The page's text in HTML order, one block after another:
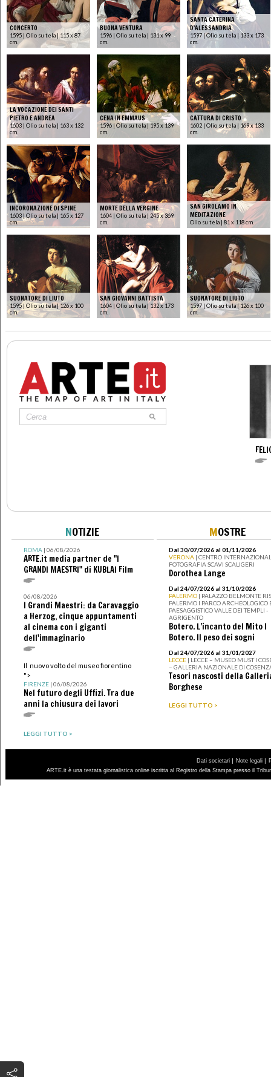
CONCERTO
1595 | Olio su tela | 115 x 87
cm.
BUONA VENTURA
1596 | Olio su tela | 131 x 99
cm.
SANTA CATERINA
D'ALESSANDRIA
1597 | Olio su tela | 133 x 173
cm.
LA VOCAZIONE DEI SANTI
PIETRO E ANDREA
1603 | Olio su tela | 163 x 132
cm.
CENA IN EMMAUS
1596 | Olio su tela | 195 x 139
cm.
CATTURA DI CRISTO
1602 | Olio su tela | 169 x 133
cm.
INCORONAZIONE DI SPINE
1603 | Olio su tela | 165 x 127
cm.
MORTE DELLA VERGINE
1604 | Olio su tela | 245 x 369
cm.
SAN GIROLAMO IN
MEDITAZIONE
Olio su tela | 81 x 118 cm.
SUONATORE DI LIUTO
1595 | Olio su tela | 126 x 100
cm.
SAN GIOVANNI BATTISTA
1604 | Olio su tela | 132 x 173
cm.
SUONATORE DI LIUTO
1597 | Olio su tela | 126 x 100
cm.
NOTIZIE
ROMA| 06/08/2026
ARTE.it media partner de "I
GRANDI MAESTRI" di KUBLAI Film
06/08/2026
I Grandi Maestri: da Caravaggio
a Herzog, cinque appuntamenti
al cinema con i giganti
dell'immaginario
Il nuovo volto del museo fiorentino
">
FIRENZE| 06/08/2026
Nel futuro degli Uffizi. Tra due
anni la chiusura dei lavori
LEGGI TUTTO >
MOSTRE
Dal 30/07/2026 al 01/11/2026
VERONA | CENTRO
FOTOGRAFIA SCAVI SCALIGERI
Dorothea Lange
Dal 24/07/2026 al 31/10/2026
PALERMO | PALAZZO BELMONTE
PALERMO I PARCO ARCHEOLOGICO
PAESAGGISTICO VALLE DEI TEMPLI -
AGRIGENTO
Botero. L’incanto del Mito I
Botero. Il peso dei sogni
Dal 24/07/2026 al 31/01/2027
LECCE | LECCE – MUSEO MUST I
– GALLERIA NAZIONALE DI
Tesori nascosti della
Borghese
LEGGI TUTTO >
Dati societari | Note legali |
ARTE.it è una testata giornalistica online iscritta al Registro della Stampa presso il